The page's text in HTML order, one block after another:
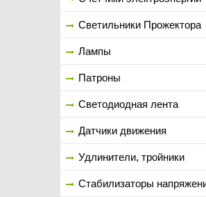
Светильники Прожектора
Лампы
Патроны
Светодиодная лента
Датчики движения
Удлинители, тройники
Стабилизаторы